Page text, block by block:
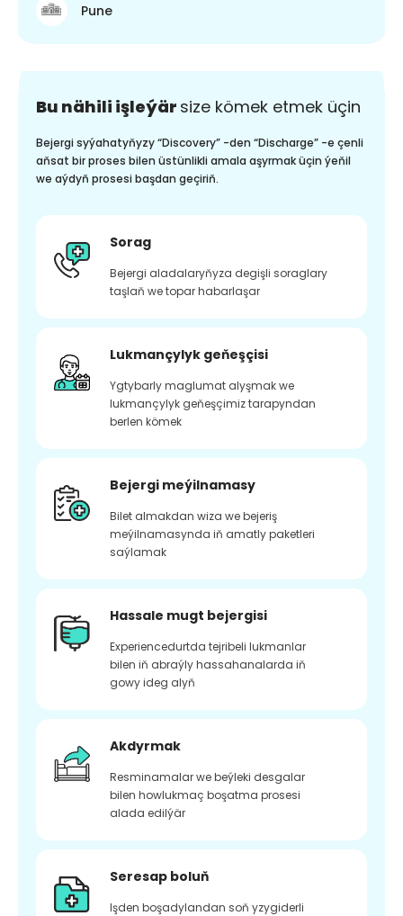
Pune
Bu nähili işleýär size kömek etmek üçin
Bejergi syýahatyňyzy “Discovery” -den “Discharge” -e çenli
aňsat bir proses bilen üstünlikli amala aşyrmak üçin ýeňil
we aýdyň prosesi başdan geçiriň.
Sorag
Bejergi aladalaryňyza degişli soraglary
taşlaň we topar habarlaşar
Lukmançylyk geňeşçisi
Ygtybarly maglumat alyşmak we
lukmançylyk geňeşçimiz tarapyndan
berlen kömek
Bejergi meýilnamasy
Bilet almakdan wiza we bejeriş
meýilnamasynda iň amatly paketleri
saýlamak
Hassale mugt bejergisi
Experiencedurtda tejribeli lukmanlar
bilen iň abraýly hassahanalarda iň
gowy ideg alyň
Akdyrmak
Resminamalar we beýleki desgalar
bilen howlukmaç boşatma prosesi
alada edilýär
Seresap boluň
Işden boşadylandan soň yzygiderli